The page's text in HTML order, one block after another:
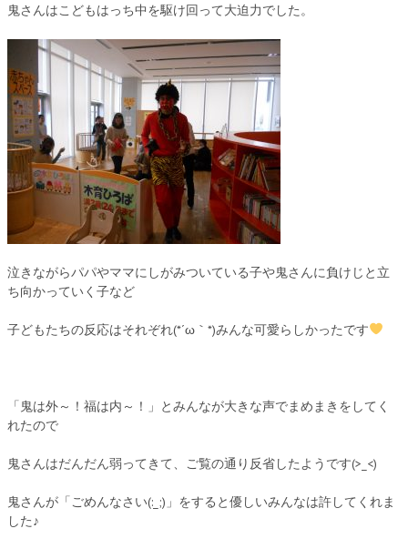
鬼さんはこどもはっち中を駆け回って大迫力でした。
泣きながらパパやママにしがみついている子や鬼さんに負けじと立
ち向かっていく子など
子どもたちの反応はそれぞれ(*´ω｀*)みんな可愛らしかったです
「鬼は外～！福は内～！」とみんなが大きな声でまめまきをしてく
れたので
鬼さんはだんだん弱ってきて、ご覧の通り反省したようです(>_<)
鬼さんが「ごめんなさい(:_;)」をすると優しいみんなは許してくれま
した♪